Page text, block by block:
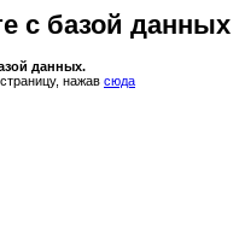
с базой данных
данных.
нажав сюда